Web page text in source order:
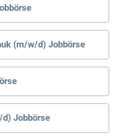
(m/w/d) Jobbörse
Jobbörse